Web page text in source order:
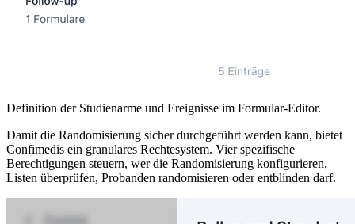
Definition der Studienarme und Ereignisse im Formular-Editor.
Damit die Randomisierung sicher durchgeführt werden kann, bietet
Confimedis ein granulares Rechtesystem. Vier spezifische
Berechtigungen steuern, wer die Randomisierung konfigurieren,
Listen überprüfen, Probanden randomisieren oder entblinden darf.